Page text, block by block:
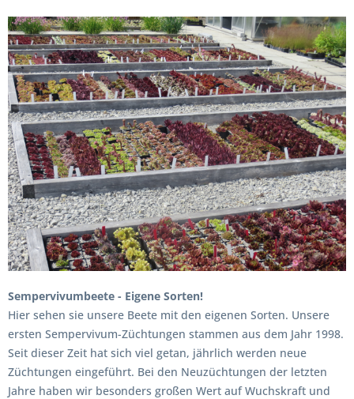
Sempervivumbeete - Eigene Sorten!
Hier sehen sie unsere Beete mit den eigenen Sorten. Unsere
ersten Sempervivum-Züchtungen stammen aus dem Jahr 1998.
Seit dieser Zeit hat sich viel getan, jährlich werden neue
Züchtungen eingeführt. Bei den Neuzüchtungen der letzten
Jahre haben wir besonders großen Wert auf Wuchskraft und